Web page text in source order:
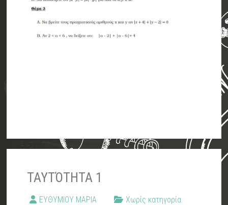
ΤΑΥΤΌΤΗΤΑ 1
ΕΥΘΥΜΙΟΥ ΜΑΡΙΑ Χωρίς κατηγορία